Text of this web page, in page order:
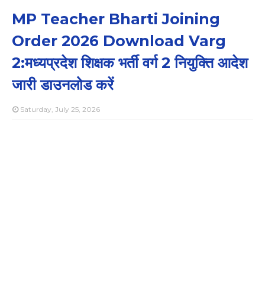
MP Teacher Bharti Joining
Order 2026 Download Varg
2:मध्यप्रदेश शिक्षक भर्ती वर्ग 2 नियुक्ति आदेश
जारी डाउनलोड करें
Saturday, July 25, 2026